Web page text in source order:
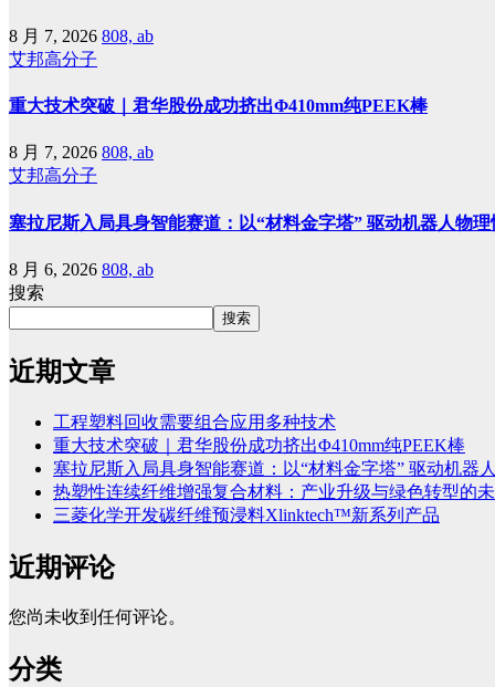
8 月 7, 2026 808, ab
艾邦高分子
重大技术突破｜君华股份成功挤出Φ410mm纯PEEK棒
8 月 7, 2026 808, ab
艾邦高分子
塞拉尼斯入局具身智能赛道：以“材料金字塔” 驱动机器人物
8 月 6, 2026 808, ab
搜索
搜索
近期文章
工程塑料回收需要组合应用多种技术
重大技术突破｜君华股份成功挤出Φ410mm纯PEEK棒
塞拉尼斯入局具身智能赛道：以“材料金字塔” 驱动机器
热塑性连续纤维增强复合材料：产业升级与绿色转型的
三菱化学开发碳纤维预浸料Xlinktech™新系列产品
近期评论
您尚未收到任何评论。
分类